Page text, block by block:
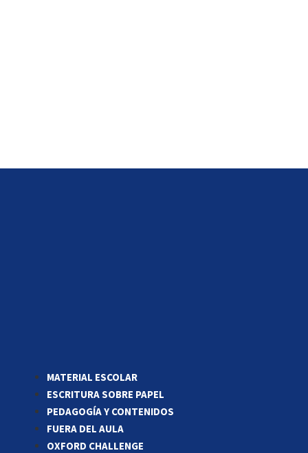
MATERIAL ESCOLAR
ESCRITURA SOBRE PAPEL
PEDAGOGÍA Y CONTENIDOS
FUERA DEL AULA
OXFORD CHALLENGE